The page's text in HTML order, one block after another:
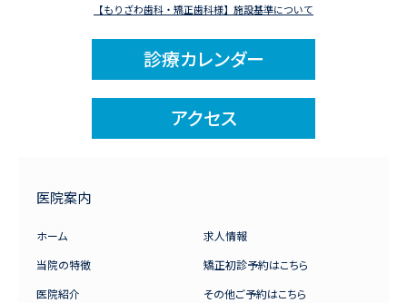
【もりざわ歯科・矯正歯科様】施設基準について
診療カレンダー
アクセス
医院案内
ホーム
当院の特徴
医院紹介
求人情報
矯正初診予約はこちら
その他ご予約はこちら